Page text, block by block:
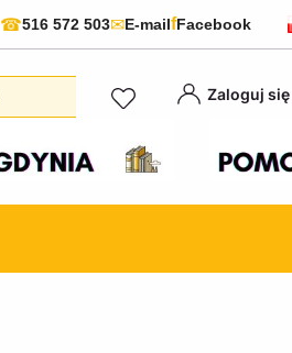
☎516 572 503✉E-mailfFacebook
Zaloguj się